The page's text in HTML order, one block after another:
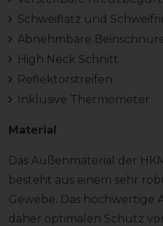
Schweiflatz und
Abnehmbare
High Neck Schnitt
Reflektorstreifen
Inklusive Thermometer
Material
Das Außenmaterial der
besteht aus einem sehr
Gewebe. Das hochwertige
daher optimalen Schutz